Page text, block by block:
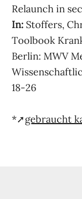
Relaunch in
In: Stoffers,
Toolbook
Berlin: MWV
18-26
*➚gebraucht